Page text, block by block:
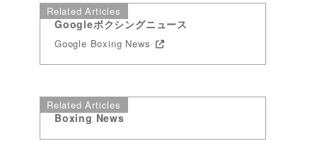
Related Articles
Googleボクシングニュース
Google Boxing News
Related Articles
Boxing News